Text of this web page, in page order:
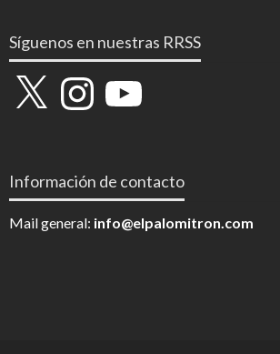
Síguenos en nuestras RRSS
X InstagramYouTube
Información de contacto
Mail general: info@elpalomitron.com